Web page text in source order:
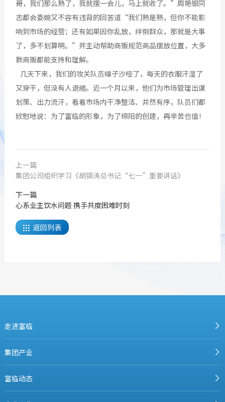
哥，我们那么熟了，我就摆一会儿，马上就收了。”周艳银同
志都会委婉又不容有违背的回答道“我们熟是熟，但你不能影
响到市场的经营；还有如果因你乱放，绊倒群众，那就是大事
了，多不划算啊。”并主动帮助商贩规范商品摆放位置，大多
数商贩都能支持和理解。
几天下来，我们的攻关队员噪子沙哑了，每天的衣服汗湿了
又穿干，但没有人退缩。近一个月以来，他们为市场管理出谋
划策、出力流汗，看着市场内干净整洁、井然有序，队员们都
欣慰地说：为了富临的形象，为了绵阳的创建，再辛苦也值！
上一篇
集团公司组织学习《胡锦涛总书记“七一”重要讲话》
下一篇
心系业主饮水问题 携手共度困难时刻
 返回列表
走进富临
集团产业
富临动态